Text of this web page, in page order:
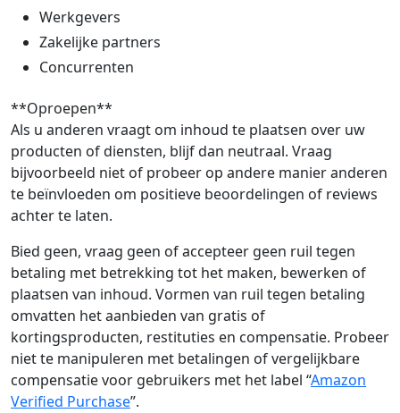
Werkgevers
Zakelijke partners
Concurrenten
**Oproepen**
Als u anderen vraagt om inhoud te plaatsen over uw
producten of diensten, blijf dan neutraal. Vraag
bijvoorbeeld niet of probeer op andere manier anderen
te beïnvloeden om positieve beoordelingen of reviews
achter te laten.
Bied geen, vraag geen of accepteer geen ruil tegen
betaling met betrekking tot het maken, bewerken of
plaatsen van inhoud. Vormen van ruil tegen betaling
omvatten het aanbieden van gratis of
kortingsproducten, restituties en compensatie. Probeer
niet te manipuleren met betalingen of vergelijkbare
compensatie voor gebruikers met het label “Amazon
Verified Purchase”.